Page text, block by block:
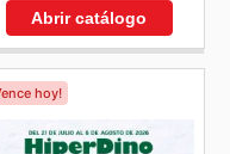
weekly ads
day.
Abrir catálogo
hoy!